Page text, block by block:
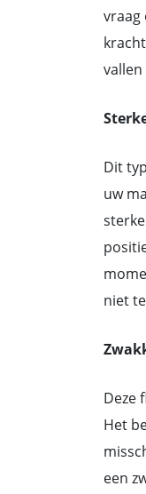
vraag
Dit
uw
niet
Deze
Het
een